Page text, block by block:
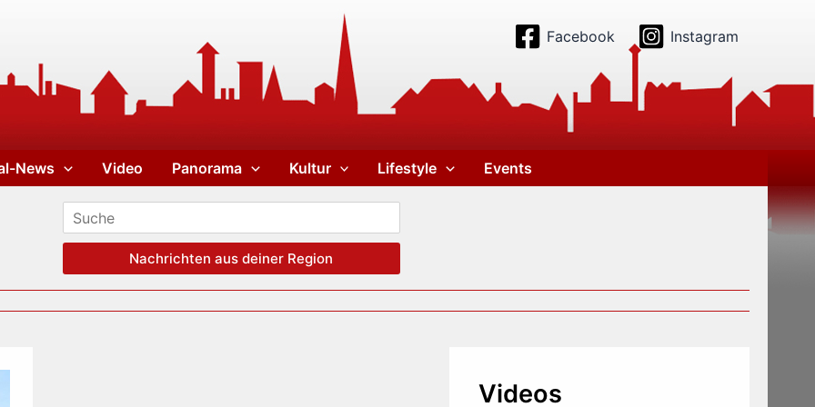
Facebook Instagram
News Video Panorama Kultur Lifestyle Events
Nachrichten aus deiner Region
Videos